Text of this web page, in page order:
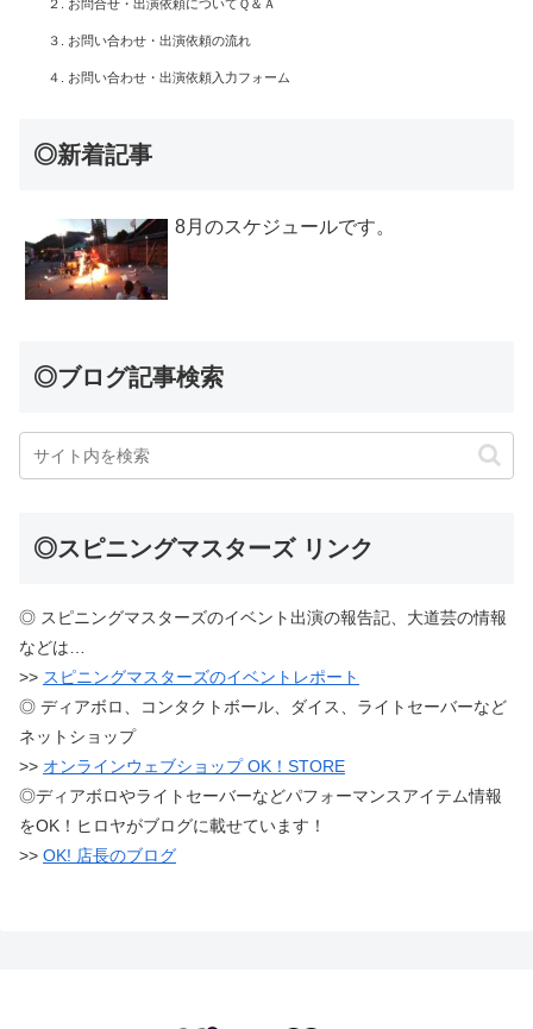
２. お問合せ・出演依頼についてＱ＆Ａ
３. お問い合わせ・出演依頼の流れ
４. お問い合わせ・出演依頼入力フォーム
◎新着記事
8月のスケジュールです。
◎ブログ記事検索
◎スピニングマスターズ リンク
◎ スピニングマスターズのイベント出演の報告記、大道芸の情報
などは…
>> スピニングマスターズのイベントレポート
◎ ディアボロ、コンタクトボール、ダイス、ライトセーバーなど
ネットショップ
>> オンラインウェブショップ OK！STORE
◎ディアボロやライトセーバーなどパフォーマンスアイテム情報
をOK！ヒロヤがブログに載せています！
>> OK! 店長のブログ